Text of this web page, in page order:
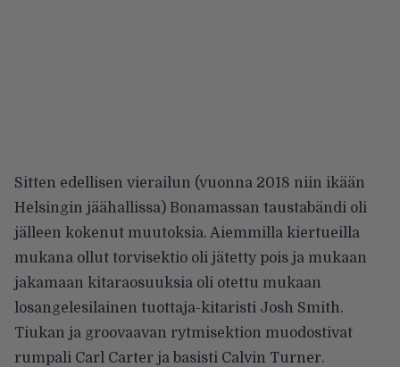
Sitten edellisen vierailun (vuonna 2018 niin ikään
Helsingin jäähallissa) Bonamassan taustabändi oli
jälleen kokenut muutoksia. Aiemmilla kiertueilla
mukana ollut torvisektio oli jätetty pois ja mukaan
jakamaan kitaraosuuksia oli otettu mukaan
losangelesilainen tuottaja-kitaristi Josh Smith.
Tiukan ja groovaavan rytmisektion muodostivat
rumpali Carl Carter ja basisti Calvin Turner.